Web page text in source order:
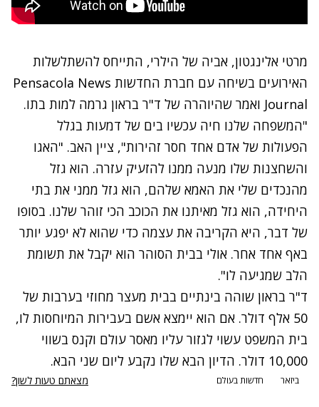
מרטי אלינגטון, אביה של הילרי, התייחס להשתלשלות
האירועים בשיחה עם חברת החדשות Pensacola News
Journal ואמר שהיוהרה של ד"ר בראון גרמה למות בתו.
"המשפחה שלנו חיה עכשיו בים של דמעות בגלל
הפעולות של אדם אחד חסר זהירות", ציין האב. "האגו
והשחצנות שלו מנעה ממנו להזעיק עזרה. הוא גזל
מהנכדים שלי את האמא שלהם, הוא גזל ממני את בתי
היחידה, הוא גזל מאיתנו את הכוכב הכי זוהר שלנו. בסופו
של דבר, היא הקריבה את עצמה כדי שהוא לא יפגע יותר
באף אחד אחר. אולי בבית הסוהר הוא יקבל את תשומת
הלב שמגיעה לו".
ד"ר בראון שוהה בינתיים בבית מעצר מחוזי בערבות של
50 אלף דולר. אם הוא יימצא אשם בעבירות המיוחסות לו,
בית המשפט עשוי לגזור עליו מאסר עולם וקנס בשווי
10,000 דולר. הדיון הבא שלו נקבע ליום שני הבא.
ביזאר חדשות בעולם מצאתם טעות לשון?